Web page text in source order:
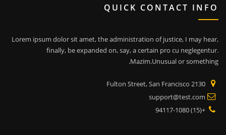
QUICK CONTACT INFO
Lorem ipsum dolor sit amet, the administration of justice, I may hear,
finally, be expanded on, say, a certain pro cu neglegentur.
Mazim.Unusual or something.
2130 Fulton Street, San Francisco
support@test.com
+(15) 94117-1080